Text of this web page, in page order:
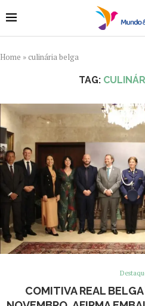
Home » culinária belga
TAG:
COMITIVA REAL